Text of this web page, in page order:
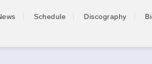
Schedule Discography